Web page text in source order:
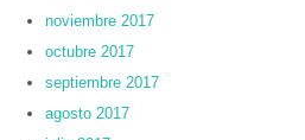
noviembre 2017
octubre 2017
septiembre 2017
agosto 2017